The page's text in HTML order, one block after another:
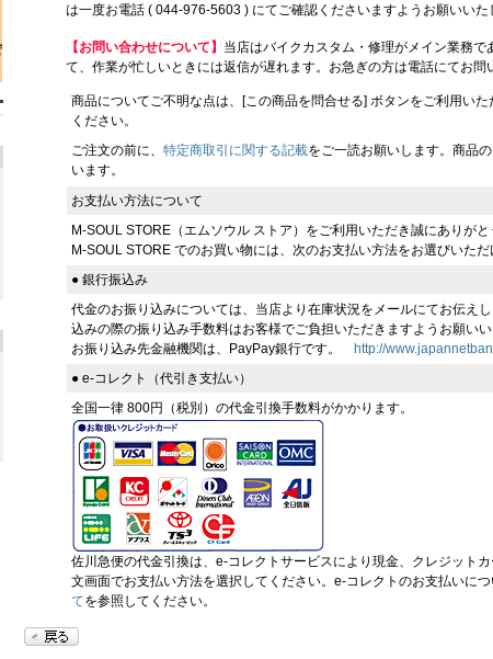
は一度お電話 ( 044-976-5603 ) にてご確認くださいますようお願いいた
【お問い合わせについて】 当店はバイクカスタム・修理がメイン業務
て、作業が忙しいときには返信が遅れます。お急ぎの方は電話にてお問
商品についてご不明な点は、[この商品を問合せる] ボタンをご利用い
ください。
ご注文の前に、 特定商取引に関する記載をご一読お願いします。商品
います。
お支払い方法について
M-SOUL STORE（エムソウル ストア）をご利用いただき誠にありがと
M-SOUL STORE でのお買い物には、次のお支払い方法をお選びいただ
● 銀行振込み
代金のお振り込みについては、当店より在庫状況をメールにてお伝え
込みの際の振り込み手数料はお客様でご負担いただきますようお願いい
お振り込み先金融機関は、PayPay銀行です。
http://
● e-コレクト（代引き支払い）
全国一律 800円（税別）の代金引換手数料がかかります。
佐川急便の代金引換は、e-コレクトサービスにより現金、クレジット
文画面でお支払い方法を選択してください。e-コレクトのお支払いにつ
てを参照してください。